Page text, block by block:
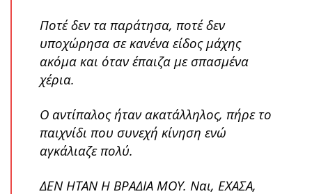
Ποτέ δεν τα παράτησα, ποτέ δεν
υποχώρησα σε κανένα είδος μάχης
ακόμα και όταν έπαιζα με σπασμένα
χέρια.
Ο αντίπαλος ήταν ακατάλληλος, πήρε το
παιχνίδι που συνεχή κίνηση ενώ
αγκάλιαζε πολύ.
ΔΕΝ ΗΤΑΝ Η ΒΡΑΔΙΑ ΜΟΥ. Ναι, ΕΧΑΣΑ,